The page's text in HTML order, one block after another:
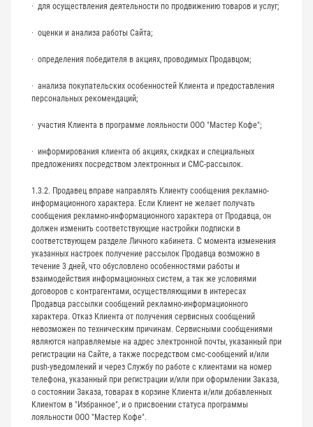
· для осуществления деятельности по продвижению товаров и услуг;
· оценки и анализа работы Сайта;
· определения победителя в акциях, проводимых Продавцом;
· анализа покупательских особенностей Клиента и предоставления
персональных рекомендаций;
· участия Клиента в программе лояльности ООО "Мастер Кофе";
· информирования клиента об акциях, скидках и специальных
предложениях посредством электронных и СМС-рассылок.
1.3.2. Продавец вправе направлять Клиенту сообщения рекламно-
информационного характера. Если Клиент не желает получать
сообщения рекламно-информационного характера от Продавца, он
должен изменить соответствующие настройки подписки в
соответствующем разделе Личного кабинета. С момента изменения
указанных настроек получение рассылок Продавца возможно в
течение 3 дней, что обусловлено особенностями работы и
взаимодействия информационных систем, а так же условиями
договоров с контрагентами, осуществляющими в интересах
Продавца рассылки сообщений рекламно-информационного
характера. Отказ Клиента от получения сервисных сообщений
невозможен по техническим причинам. Сервисными сообщениями
являются направляемые на адрес электронной почты, указанный при
регистрации на Сайте, а также посредством смс-сообщений и/или
push-уведомлений и через Службу по работе с клиентами на номер
телефона, указанный при регистрации и/или при оформлении Заказа,
о состоянии Заказа, товарах в корзине Клиента и/или добавленных
Клиентом в "Избранное", и о присвоении статуса программы
лояльности ООО "Мастер Кофе".